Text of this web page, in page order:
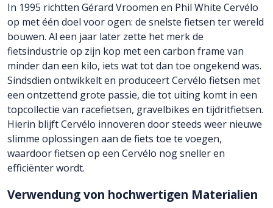
In 1995 richtten Gérard Vroomen en Phil White Cervélo
op met één doel voor ogen: de snelste fietsen ter wereld
bouwen. Al een jaar later zette het merk de
fietsindustrie op zijn kop met een carbon frame van
minder dan een kilo, iets wat tot dan toe ongekend was.
Sindsdien ontwikkelt en produceert Cervélo fietsen met
een ontzettend grote passie, die tot uiting komt in een
topcollectie van racefietsen, gravelbikes en tijdritfietsen.
Hierin blijft Cervélo innoveren door steeds weer nieuwe
slimme oplossingen aan de fiets toe te voegen,
waardoor fietsen op een Cervélo nog sneller en
efficiënter wordt.
Verwendung von hochwertigen Materialien